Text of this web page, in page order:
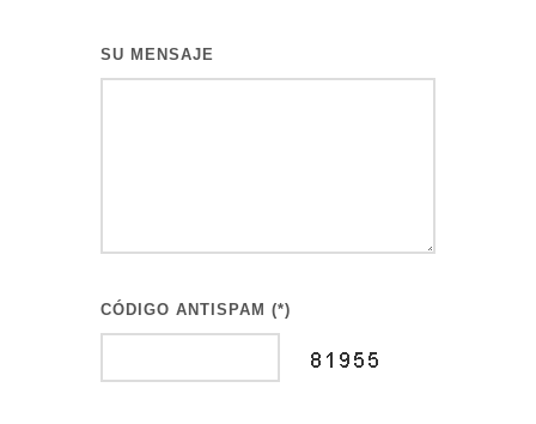
SU MENSAJE
CÓDIGO ANTISPAM (*)